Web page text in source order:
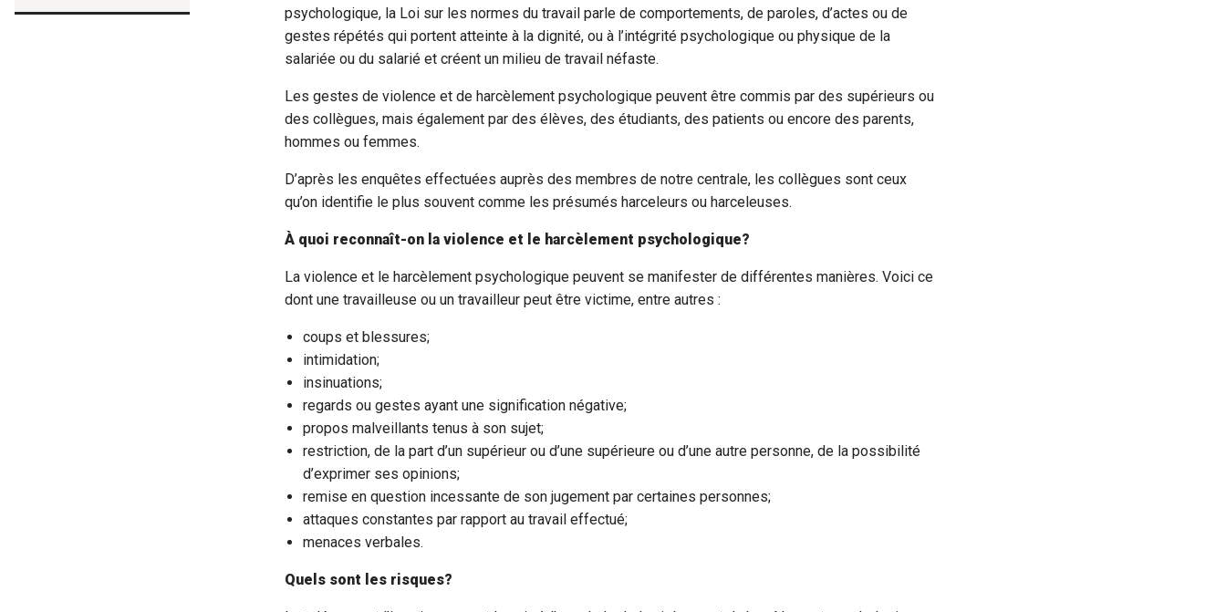
psychologique, la Loi sur les normes du travail parle de comportements, de paroles, d’actes ou de
gestes répétés qui portent atteinte à la dignité, ou à l’intégrité psychologique ou physique de la
salariée ou du salarié et créent un milieu de travail néfaste.
Les gestes de violence et de harcèlement psychologique peuvent être commis par des supérieurs ou
des collègues, mais également par des élèves, des étudiants, des patients ou encore des parents,
hommes ou femmes.
D’après les enquêtes effectuées auprès des membres de notre centrale, les collègues sont ceux
qu’on identifie le plus souvent comme les présumés harceleurs ou harceleuses.
À quoi reconnaît-on la violence et le harcèlement psychologique?
La violence et le harcèlement psychologique peuvent se manifester de différentes manières. Voici ce
dont une travailleuse ou un travailleur peut être victime, entre autres :
coups et blessures;
intimidation;
insinuations;
regards ou gestes ayant une signification négative;
propos malveillants tenus à son sujet;
restriction, de la part d’un supérieur ou d’une supérieure ou d’une autre personne, de la possibilité
d’exprimer ses opinions;
remise en question incessante de son jugement par certaines personnes;
attaques constantes par rapport au travail effectué;
menaces verbales.
Quels sont les risques?